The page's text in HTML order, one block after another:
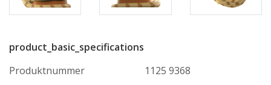
product_basic_specifications
Produktnummer
1125 9368